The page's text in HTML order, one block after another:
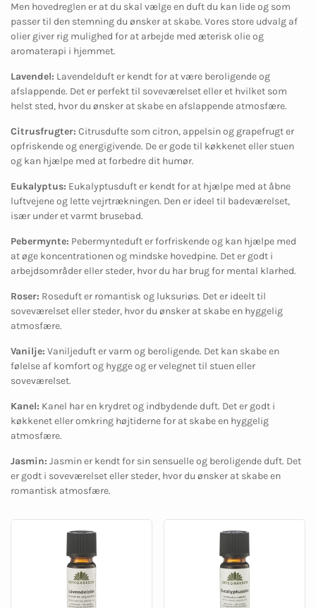
Men hovedreglen er at du skal vælge en duft du kan lide og som
passer til den stemning du ønsker at skabe. Vores store udvalg af
olier giver rig mulighed for at arbejde med æterisk olie og
aromaterapi i hjemmet.
Lavendel: Lavendelduft er kendt for at være beroligende og
afslappende. Det er perfekt til soveværelset eller et hvilket som
helst sted, hvor du ønsker at skabe en afslappende atmosfære.
Citrusfrugter: Citrusdufte som citron, appelsin og grapefrugt er
opfriskende og energigivende. De er gode til køkkenet eller stuen
og kan hjælpe med at forbedre dit humør.
Eukalyptus: Eukalyptusduft er kendt for at hjælpe med at åbne
luftvejene og lette vejrtrækningen. Den er ideel til badeværelset,
især under et varmt brusebad.
Pebermynte: Pebermynteduft er forfriskende og kan hjælpe med
at øge koncentrationen og mindske hovedpine. Det er godt i
arbejdsområder eller steder, hvor du har brug for mental klarhed.
Roser: Roseduft er romantisk og luksuriøs. Det er ideelt til
soveværelset eller steder, hvor du ønsker at skabe en hyggelig
atmosfære.
Vanilje: Vaniljeduft er varm og beroligende. Det kan skabe en
følelse af komfort og hygge og er velegnet til stuen eller
soveværelset.
Kanel: Kanel har en krydret og indbydende duft. Det er godt i
køkkenet eller omkring højtiderne for at skabe en hyggelig
atmosfære.
Jasmin: Jasmin er kendt for sin sensuelle og beroligende duft. Det
er godt i soveværelset eller steder, hvor du ønsker at skabe en
romantisk atmosfære.